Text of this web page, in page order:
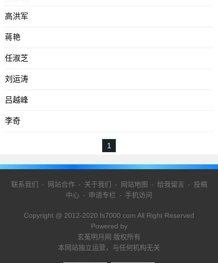
高洪军
蒋艳
任淑芝
刘运涛
吕越峰
李奇
1
联系我们 - 网站合作- 关于我们 - 网站地图 - 给我留言 - 投稿
中心 - 申请专栏 - 手机访问
Copyright @ 2012-2020 fs7000.com All Right Reserved
Powered by
玄菟明月网 版权所有
本网站独立运营，与任何机构无关